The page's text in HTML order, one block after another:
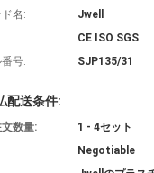
名:
Jwell
CE ISO SGS
号:
SJP135/31
配送条件:
数量:
1 - 4セット
Negotiable